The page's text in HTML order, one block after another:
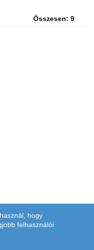
Összesen: 9
hogy
felhasználói